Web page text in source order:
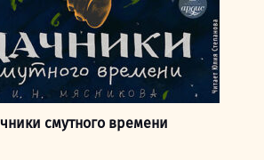
смутного времени